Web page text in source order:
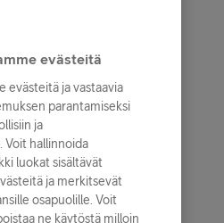
evästeitä
evästeitä ja vastaavia
parantamiseksi
ja
Voit hallinnoida
luokat sisältävät
ja merkitsevät
osapuolille. Voit
ne käytöstä milloin